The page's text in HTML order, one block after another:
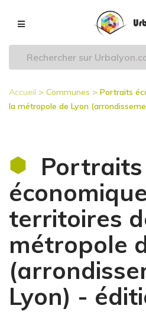
principal
Navigation
principale
Fil
Accueil Communes
Portraits
la métropole de Lyon
Portraits
territoires
métropole
Lyon) -